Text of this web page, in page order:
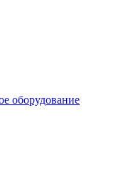
оборудование